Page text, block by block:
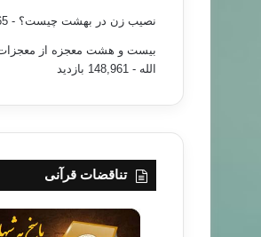
نصیب زن در بهشت چیست؟ - 152,965 بازدید
بیست و هشت معجزه از
الله - 148,961 بازدید
تناقضات قرآنی